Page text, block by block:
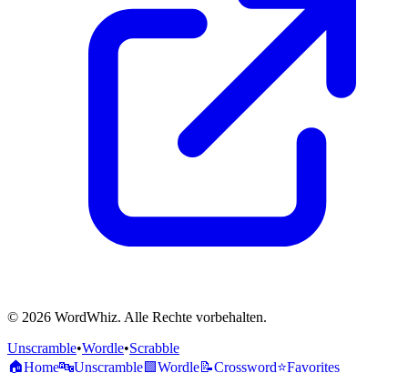
© 2026 WordWhiz. Alle Rechte vorbehalten.
Unscramble•Wordle•Scrabble
🏠Home🔤Unscramble🟩Wordle📝Crossword⭐Favorites